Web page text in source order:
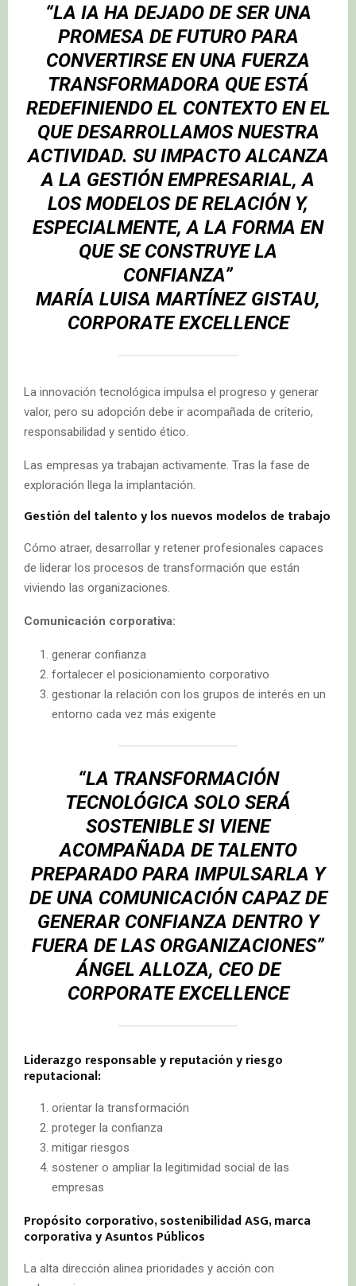
“LA IA HA DEJADO DE SER UNA
PROMESA DE FUTURO PARA
CONVERTIRSE EN UNA FUERZA
TRANSFORMADORA QUE ESTÁ
REDEFINIENDO EL CONTEXTO EN EL
QUE DESARROLLAMOS NUESTRA
ACTIVIDAD. SU IMPACTO ALCANZA
A LA GESTIÓN EMPRESARIAL, A
LOS MODELOS DE RELACIÓN Y,
ESPECIALMENTE, A LA FORMA EN
QUE SE CONSTRUYE LA
CONFIANZA”
MARÍA LUISA MARTÍNEZ GISTAU,
CORPORATE EXCELLENCE
La innovación tecnológica impulsa el progreso y generar
valor, pero su adopción debe ir acompañada de criterio,
responsabilidad y sentido ético.
Las empresas ya trabajan activamente. Tras la fase de
exploración llega la implantación.
Gestión del talento y los nuevos modelos de trabajo
Cómo atraer, desarrollar y retener profesionales capaces
de liderar los procesos de transformación que están
viviendo las organizaciones.
Comunicación corporativa:
generar confianza
fortalecer el posicionamiento corporativo
gestionar la relación con los grupos de interés en un
entorno cada vez más exigente
“LA TRANSFORMACIÓN
TECNOLÓGICA SOLO SERÁ
SOSTENIBLE SI VIENE
ACOMPAÑADA DE TALENTO
PREPARADO PARA IMPULSARLA Y
DE UNA COMUNICACIÓN CAPAZ DE
GENERAR CONFIANZA DENTRO Y
FUERA DE LAS ORGANIZACIONES”
ÁNGEL ALLOZA, CEO DE
CORPORATE EXCELLENCE
Liderazgo responsable y reputación y riesgo
reputacional:
orientar la transformación
proteger la confianza
mitigar riesgos
sostener o ampliar la legitimidad social de las
empresas
Propósito corporativo, sostenibilidad ASG, marca
corporativa y Asuntos Públicos
La alta dirección alinea prioridades y acción con